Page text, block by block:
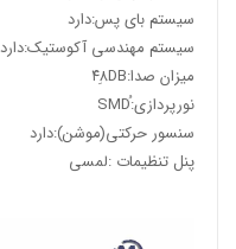
سیستم بای پس:دارد
سیستم مهندسی آکوستیک:دارد
میزان صدا:۴۸ِDB
نورپردازی:ُSMD
سنسور حرکتی(موشن):دارد
پنل تنظیمات :لمسی